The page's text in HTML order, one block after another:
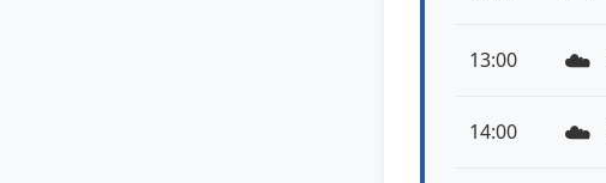
13:00 ☁️
14:00 ☁️